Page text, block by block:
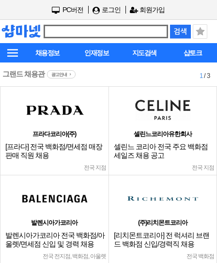
PC버전 로그인 회원가입
채용정보 인재정보 지도검색 샵토크
그랜드 채용관 광고안내 1/ 3
프라다코리아(주)
[프라다] 전국 백화점/면세점 매장
판매 직원 채용
전국 지점
셀린느코리아유한회사
셀린느 코리아 전국 주요 백화점
세일즈 채용 공고
전국 지점
발렌시아가코리아
발렌시아가코리아 전국 백화점/아
울렛/면세점 신입 및 경력 채용
전국 전지점, 백화점, 아울렛
(주)리치몬트코리아
[리치몬트코리아] 전 럭셔리 브랜
드 백화점 신입/경력직 채용
전국 백화점